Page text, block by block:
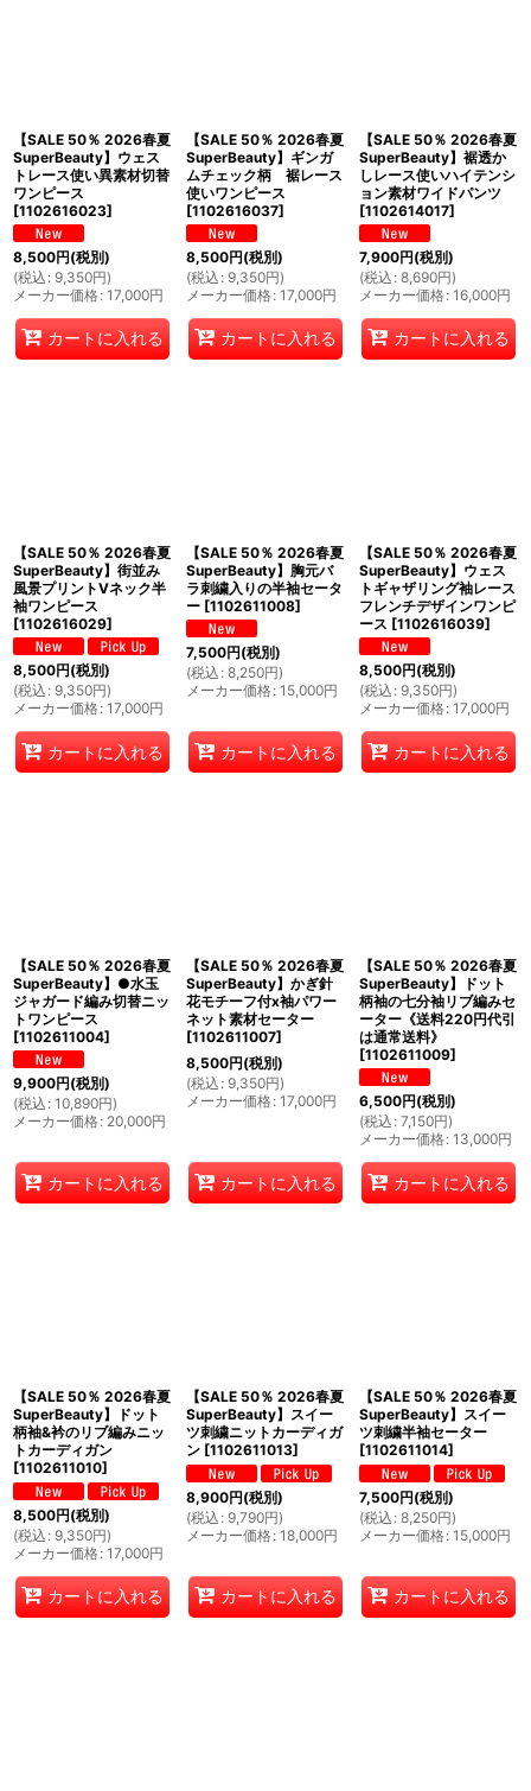
【SALE 50％ 2026春夏
SuperBeauty】ウェス
トレース使い異素材切替
ワンピース
[1102616023]
8,500円(税別)
(税込 : 9,350円)
メーカー価格: 17,000円
カートに入れる
【SALE 50％ 2026春夏
SuperBeauty】ギンガ
ムチェック柄 裾レース
使いワンピース
[1102616037]
8,500円(税別)
(税込 : 9,350円)
メーカー価格: 17,000円
カートに入れる
【SALE 50％ 2026春夏
SuperBeauty】裾透か
しレース使いハイテンシ
ョン素材ワイドパンツ
[1102614017]
7,900円(税別)
(税込 : 8,690円)
メーカー価格: 16,000円
カートに入れる
【SALE 50％ 2026春夏
SuperBeauty】街並み
風景プリントVネック半
袖ワンピース
[1102616029]
8,500円(税別)
(税込 : 9,350円)
メーカー価格: 17,000円
カートに入れる
【SALE 50％ 2026春夏
SuperBeauty】胸元バ
ラ刺繍入りの半袖セータ
ー [1102611008]
7,500円(税別)
(税込 : 8,250円)
メーカー価格: 15,000円
カートに入れる
【SALE 50％ 2026春夏
SuperBeauty】ウェス
トギャザリング袖レース
フレンチデザインワンピ
ース [1102616039]
8,500円(税別)
(税込 : 9,350円)
メーカー価格: 17,000円
カートに入れる
【SALE 50％ 2026春夏
SuperBeauty】●水玉
ジャガード編み切替ニッ
トワンピース
[1102611004]
9,900円(税別)
(税込 : 10,890円)
メーカー価格: 20,000円
カートに入れる
【SALE 50％ 2026春夏
SuperBeauty】かぎ針
花モチーフ付x袖パワー
ネット素材セーター
[1102611007]
8,500円(税別)
(税込 : 9,350円)
メーカー価格: 17,000円
カートに入れる
【SALE 50％ 2026春夏
SuperBeauty】ドット
柄袖の七分袖リブ編みセ
ーター《送料220円代引
は通常送料》
[1102611009]
6,500円(税別)
(税込 : 7,150円)
メーカー価格: 13,000円
カートに入れる
【SALE 50％ 2026春夏
SuperBeauty】ドット
柄袖&衿のリブ編みニッ
トカーディガン
[1102611010]
8,500円(税別)
(税込 : 9,350円)
メーカー価格: 17,000円
カートに入れる
【SALE 50％ 2026春夏
SuperBeauty】スイー
ツ刺繍ニットカーディガ
ン [1102611013]
8,900円(税別)
(税込 : 9,790円)
メーカー価格: 18,000円
カートに入れる
【SALE 50％ 2026春夏
SuperBeauty】スイー
ツ刺繍半袖セーター
[1102611014]
7,500円(税別)
(税込 : 8,250円)
メーカー価格: 15,000円
カートに入れる